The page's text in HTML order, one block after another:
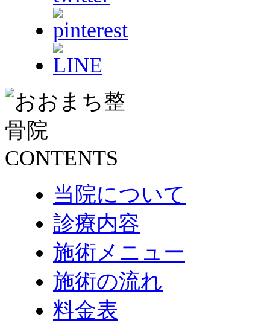
当院について
診療内容
施術メニュー
施術の流れ
料金表